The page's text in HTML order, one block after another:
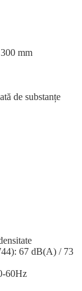
mm
de substanțe
67 dB(A) / 73
60Hz